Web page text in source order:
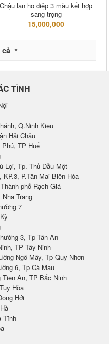
Chậu lan hồ điệp 3 màu kết hợp
sang trọng
15,000,000
cả
TỈNH
Q.Ninh Kiều
Hải Châu
TP Huế
Lợi, Tp. Thủ Dầu Một
P.Tân Mai Biên Hòa
phố Rạch Giá
Trang
7
3, Tp Tân An
TP Tây Ninh
Ngô Mây, Tp Quy Nhơn
6, Tp Cà Mau
An, TP Bắc Ninh
Hòa
Hới
Tĩnh